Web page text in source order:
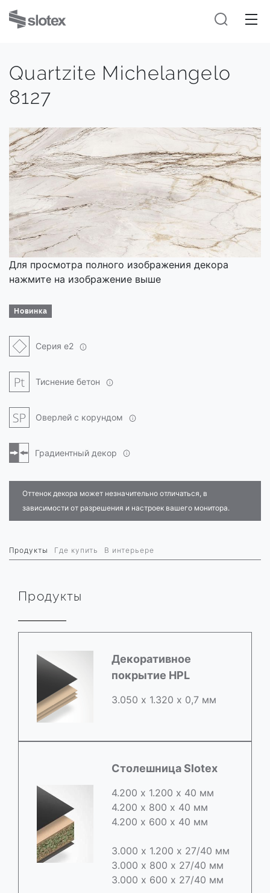
Quartzite Michelangelo
8127
Для просмотра полного изображения декора
нажмите на изображение выше
Новинка
Серия e2
Тиснение бетон
Оверлей с корундом
Градиентный декор
Оттенок декора может незначительно отличаться, в
зависимости от разрешения и настроек вашего монитора.
Продукты Где купить В интерьере
Продукты
Декоративное
покрытие HPL
3.050 х 1.320 х 0,7 мм
Столешница Slotex
4.200 х 1.200 х 40 мм
4.200 х 800 х 40 мм
4.200 х 600 х 40 мм
3.000 х 1.200 х 27/40 мм
3.000 х 800 х 27/40 мм
3.000 х 600 х 27/40 мм